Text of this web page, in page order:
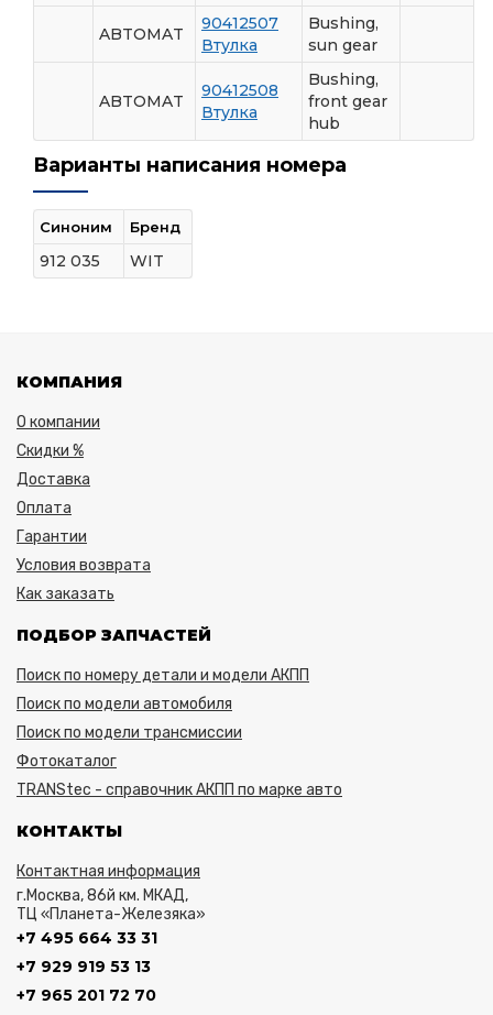
ABTOMAT
90412507
Втулка
Bushing,
sun gear
ABTOMAT
90412508
Втулка
Bushing,
front gear
hub
Варианты написания номера
Синоним Бренд
912 035 WIT
КОМПАНИЯ
О компании
Скидки %
Доставка
Оплата
Гарантии
Условия возврата
Как заказать
ПОДБОР ЗАПЧАСТЕЙ
Поиск по номеру детали и модели АКПП
Поиск по модели автомобиля
Поиск по модели трансмиссии
Фотокаталог
TRANStec - справочник АКПП по марке авто
КОНТАКТЫ
Контактная информация
г.Москва, 86й км. МКАД,
ТЦ «Планета-Железяка»
+7 495 664 33 31
+7 929 919 53 13
+7 965 201 72 70